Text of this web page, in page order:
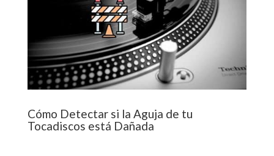
Cómo Detectar si la Aguja de tu
Tocadiscos está Dañada